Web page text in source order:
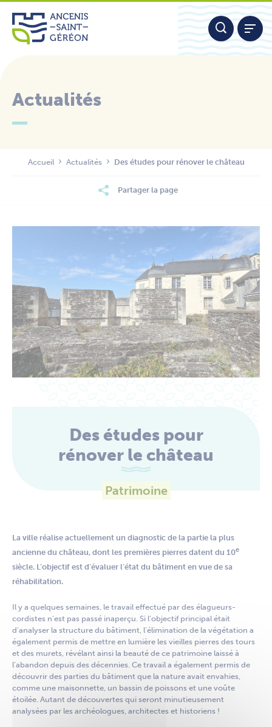
Aller
contenu
Actualités
Accueil Actualités Des études pour rénover le château
Partager la page
Des études pour
rénover le château
Patrimoine
La ville réalise actuellement un diagnostic de la partie la plus
ancienne du château, dont les premières pierres datent du 10e
siècle. L’objectif est d’évaluer l’état du bâtiment en vue de sa
réhabilitation.
Il y a quelques semaines, le travail effectué par des élagueurs-
cordistes n’est pas passé inaperçu. Si l’objectif principal était
d’analyser la structure du bâtiment, l’élimination de la végétation a
également permis de mettre en lumière les vieilles pierres des tours
et des murets, révélant ainsi la beauté de ce patrimoine laissé à
l’abandon depuis des décennies. Ce travail a également permis de
découvrir des parties du bâtiment que la nature avait envahies,
comme une maisonnette, un bassin de poissons et une voûte
étoilée. Autant de découvertes qui seront minutieusement
analysées par les archéologues, architectes et historiens !
Panneau de gestion des cookies